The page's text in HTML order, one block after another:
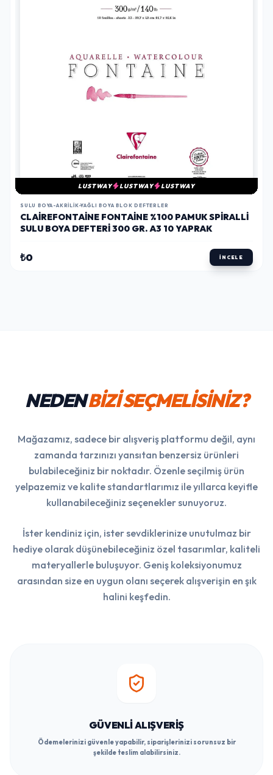
LUSTWAY LUSTWAY LUSTWAY
SULU BOYA-AKRILIK-YAĞLI BOYA BLOK DEFTERLER
CLAIREFONTAINE FONTAINE %100 PAMUK SPIRALLI
SULU BOYA DEFTERI 300 GR. A3 10 YAPRAK
₺0 İNCELE
NEDENBİZİ SEÇMELİSİNİZ?
Mağazamız, sadece bir alışveriş platformu değil, aynı
zamanda tarzınızı yansıtan benzersiz ürünleri
bulabileceğiniz bir noktadır. Özenle seçilmiş ürün
yelpazemiz ve kalite standartlarımız ile yıllarca keyifle
kullanabileceğiniz seçenekler sunuyoruz.
İster kendiniz için, ister sevdiklerinize unutulmaz bir
hediye olarak düşünebileceğiniz özel tasarımlar, kaliteli
materyallerle buluşuyor. Geniş koleksiyonumuz
arasından size en uygun olanı seçerek alışverişin en şık
halini keşfedin.
GÜVENLI ALIŞVERIŞ
Ödemelerinizi güvenle yapabilir, siparişlerinizi sorunsuz bir
şekilde teslim alabilirsiniz.